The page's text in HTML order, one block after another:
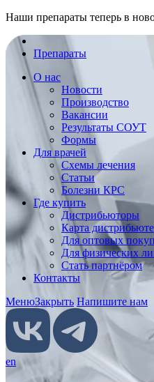
Наши препараты теперь в
Препараты
О нас
Новости
Производство
Вакансии
Результаты СОУТ
Формы
Для врачей
Схемы лечения
Статьи
Болезни КРС
Где купить
Дистрибьюторы
Карта
Для оптовых
Для физических
Стать партнёром
Контакты
МенюЗакрыть Напишите нам
en